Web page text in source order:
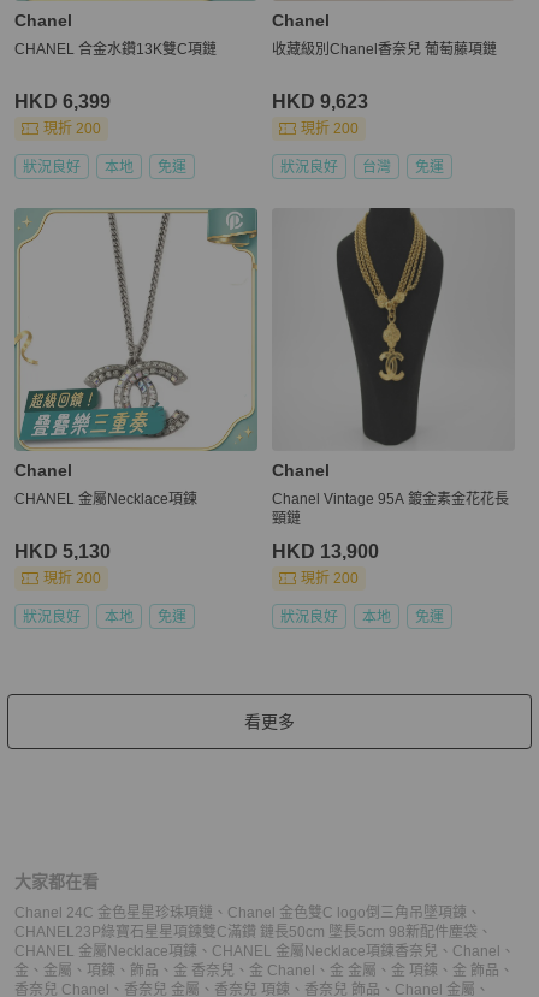
Chanel
CHANEL 合金水鑽13K雙C項鏈
HKD 6,399
現折 200
狀況良好 本地 免運
Chanel
收藏級別Chanel香奈兒 葡萄藤項鏈
HKD 9,623
現折 200
狀況良好 台灣 免運
Chanel
CHANEL 金屬Necklace項鍊
HKD 5,130
現折 200
狀況良好 本地 免運
Chanel
Chanel Vintage 95A 鍍金素金花花長
頸鏈
HKD 13,900
現折 200
狀況良好 本地 免運
看更多
大家都在看
Chanel 24C 金色星星珍珠項鏈 、 Chanel 金色雙C logo倒三角吊墜項鍊 、
CHANEL23P綠寶石星星項鍊雙C滿鑽 鏈長50cm 墜長5cm 98新配件塵袋 、
CHANEL 金屬Necklace項鍊 、 CHANEL 金屬Necklace項鍊香奈兒 、 Chanel 、
金 、 金屬 、 項鍊 、 飾品 、 金 香奈兒 、 金 Chanel 、 金 金屬 、 金 項鍊 、 金 飾品 、
香奈兒 Chanel 、 香奈兒 金屬 、 香奈兒 項鍊 、 香奈兒 飾品 、 Chanel 金屬 、